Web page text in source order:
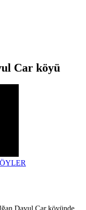
Car köyü
Davul Car köyünde